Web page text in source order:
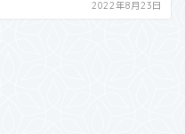
2022年8月23日